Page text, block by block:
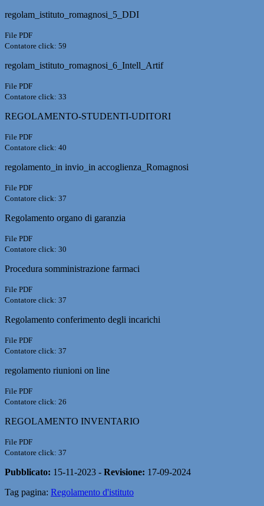
regolam_istituto_romagnosi_5_DDI
File PDF
Contatore click: 59
regolam_istituto_romagnosi_6_Intell_Artif
File PDF
Contatore click: 33
REGOLAMENTO-STUDENTI-UDITORI
File PDF
Contatore click: 40
regolamento_in invio_in accoglienza_Romagnosi
File PDF
Contatore click: 37
Regolamento organo di garanzia
File PDF
Contatore click: 30
Procedura somministrazione farmaci
File PDF
Contatore click: 37
Regolamento conferimento degli incarichi
File PDF
Contatore click: 37
regolamento riunioni on line
File PDF
Contatore click: 26
REGOLAMENTO INVENTARIO
File PDF
Contatore click: 37
Pubblicato: 15-11-2023 - Revisione: 17-09-2024
Tag pagina: Regolamento d'istituto